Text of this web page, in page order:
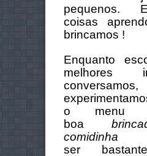
pequenos.
coisas
brincamos !
Enquanto
melhores
conversamos,
o menu
boa
ser